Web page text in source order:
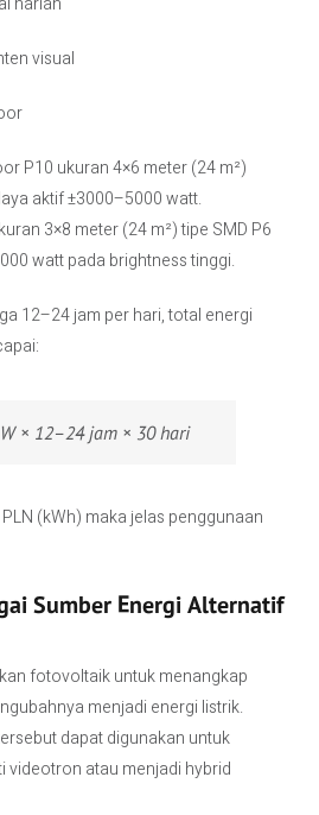
visual
P10 ukuran 4×6 meter (24 m²)
aktif ±3000–5000 watt.
3×8 meter (24 m²) tipe SMD P6
watt pada brightness tinggi.
12–24 jam per hari, total energi
× 12–24 jam × 30 hari
(kWh) maka jelas penggunaan
Sumber Energi Alternatif
fotovoltaik untuk menangkap
menjadi energi listrik.
dapat digunakan untuk
videotron atau menjadi hybrid